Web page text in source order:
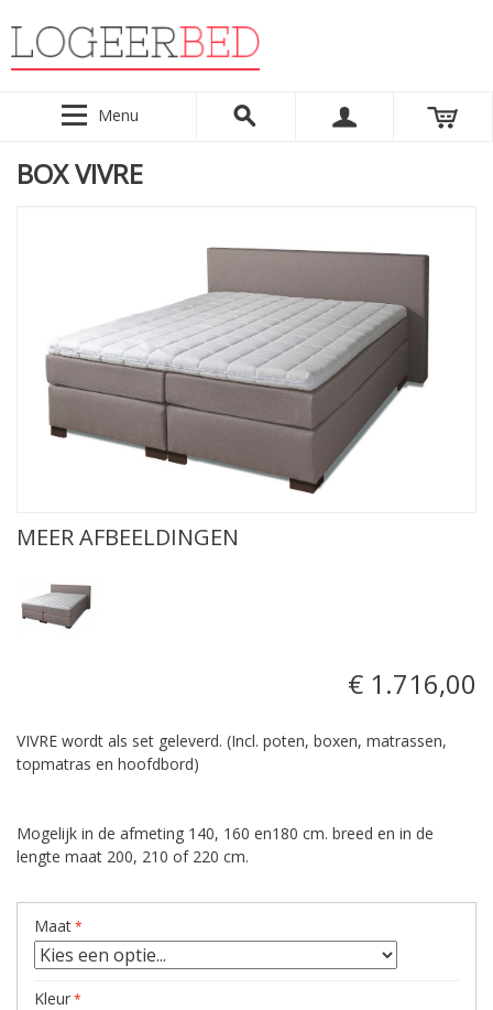
Menu
BOX VIVRE
MEER AFBEELDINGEN
€ 1.716,00
VIVRE wordt als set geleverd. (Incl. poten, boxen, matrassen,
topmatras en hoofdbord)
Mogelijk in de afmeting 140, 160 en180 cm. breed en in de
lengte maat 200, 210 of 220 cm.
Maat
Kleur